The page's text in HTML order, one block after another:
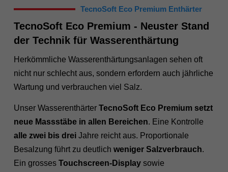
TecnoSoft Eco Premium Enthärter
TecnoSoft Eco Premium - Neuster Stand
der Technik für Wasserenthärtung
Herkömmliche Wasserenthärtungsanlagen sehen oft
nicht nur schlecht aus, sondern erfordern auch jährliche
Wartung und verbrauchen viel Salz.
Unser Wasserenthärter TecnoSoft Eco Premium setzt
neue Massstäbe in allen Bereichen. Eine Kontrolle
alle zwei bis dreiJahre reicht aus. Proportionale
Besalzung führt zu deutlich weniger Salzverbrauch.
Ein grosses Touchscreen-Displaysowie